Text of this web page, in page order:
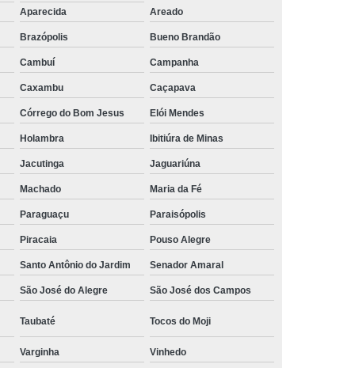
Rastreador Gps para Caminhão
para Caminhão Via Satélite
Rastreador Via Satélite para Caminhão
Sistema de Rastreamento de Caminhões
Rastreador de Carro Belo Horizonte
Rastreador Gps para Carros
Rastreador Veicular para Carro
Rastreador Veicular para Frota
para Carros
Rastreador de Carros
em Carro
Rastreador Gps Carro
no Carro
Rastreador para Carro
Aparecida Areado
Brazópolis Bueno Brandão
Cambuí Campanha
Caxambu Caçapava
Córrego do Bom Jesus Elói Mendes
Holambra Ibitiúra de Minas
Jacutinga Jaguariúna
Machado Maria da Fé
Paraguaçu Paraisópolis
Piracaia Pouso Alegre
Santo Antônio do Jardim Senador Amaral
São José do Alegre São José dos Campos
Taubaté Tocos do Moji
Varginha Vinhedo